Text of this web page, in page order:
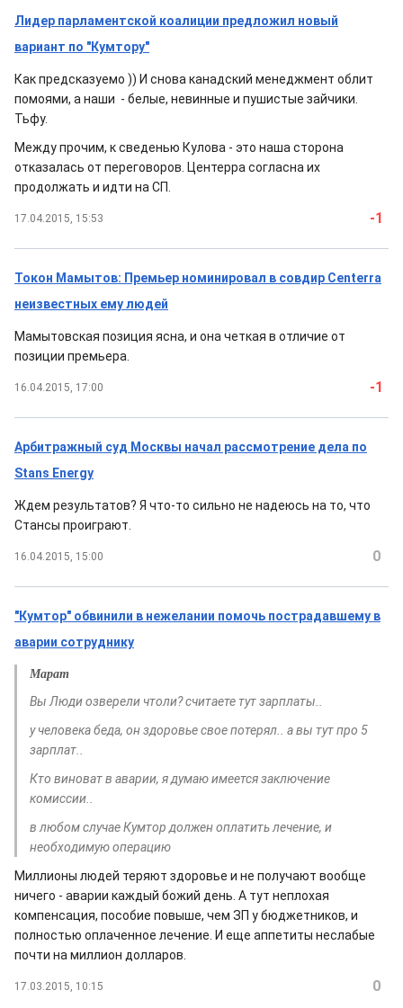
Лидер парламентской коалиции предложил новый
вариант по "Кумтору"
Как предсказуемо )) И снова канадский менеджмент облит
помоями, а наши - белые, невинные и пушистые зайчики.
Тьфу.
Между прочим, к сведенью Кулова - это наша сторона
отказалась от переговоров. Центерра согласна их
продолжать и идти на СП.
17.04.2015, 15:53 -1
Токон Мамытов: Премьер номинировал в совдир Centerra
неизвестных ему людей
Мамытовская позиция ясна, и она четкая в отличие от
позиции премьера.
16.04.2015, 17:00 -1
Арбитражный суд Москвы начал рассмотрение дела по
Stans Energy
Ждем результатов? Я что-то сильно не надеюсь на то, что
Стансы проиграют.
16.04.2015, 15:00 0
"Кумтор" обвинили в нежелании помочь пострадавшему в
аварии сотруднику
Марат
Вы Люди озверели чтоли? считаете тут зарплаты..
у человека беда, он здоровье свое потерял.. а вы тут про 5
зарплат..
Кто виноват в аварии, я думаю имеется заключение
комиссии..
в любом случае Кумтор должен оплатить лечение, и
необходимую операцию
Миллионы людей теряют здоровье и не получают вообще
ничего - аварии каждый божий день. А тут неплохая
компенсация, пособие повыше, чем ЗП у бюджетников, и
полностью оплаченное лечение. И еще аппетиты неслабые
почти на миллион долларов.
17.03.2015, 10:15 0